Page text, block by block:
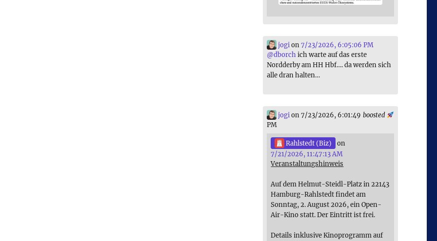
jogi on7/23/2026, 6:05:06 PM
@dborchich warte auf das erste
Nordderby am HH Hbf…. da werden sich
alle dran halten…
boosted
jogi on 7/23/2026, 6:01:49
PM
Rahlstedt (Biz)
on
7/21/2026, 11:47:13 AM
Veranstaltungshinweis
Auf dem Helmut-Steidl-Platz in 22143
Hamburg-Rahlstedt findet am
Sonntag, 2. August 2026, ein Open-
Air-Kino statt. Der Eintritt ist frei.
Details inklusive Kinoprogramm auf